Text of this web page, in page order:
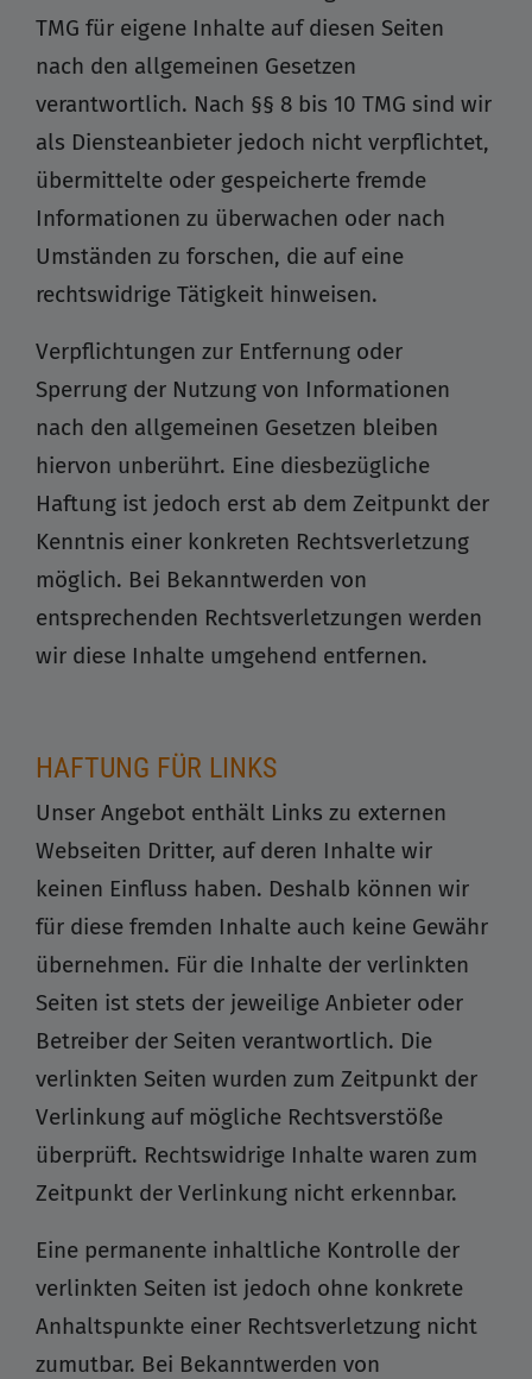
TMG für eigene Inhalte auf diesen Seiten
nach den allgemeinen Gesetzen
verantwortlich. Nach §§ 8 bis 10 TMG sind wir
als Diensteanbieter jedoch nicht verpflichtet,
übermittelte oder gespeicherte fremde
Informationen zu überwachen oder nach
Umständen zu forschen, die auf eine
rechtswidrige Tätigkeit hinweisen.
Verpflichtungen zur Entfernung oder
Sperrung der Nutzung von Informationen
nach den allgemeinen Gesetzen bleiben
hiervon unberührt. Eine diesbezügliche
Haftung ist jedoch erst ab dem Zeitpunkt der
Kenntnis einer konkreten Rechtsverletzung
möglich. Bei Bekanntwerden von
entsprechenden Rechtsverletzungen werden
wir diese Inhalte umgehend entfernen.
HAFTUNG FÜR LINKS
Unser Angebot enthält Links zu externen
Webseiten Dritter, auf deren Inhalte wir
keinen Einfluss haben. Deshalb können wir
für diese fremden Inhalte auch keine Gewähr
übernehmen. Für die Inhalte der verlinkten
Seiten ist stets der jeweilige Anbieter oder
Betreiber der Seiten verantwortlich. Die
verlinkten Seiten wurden zum Zeitpunkt der
Verlinkung auf mögliche Rechtsverstöße
überprüft. Rechtswidrige Inhalte waren zum
Zeitpunkt der Verlinkung nicht erkennbar.
Eine permanente inhaltliche Kontrolle der
verlinkten Seiten ist jedoch ohne konkrete
Anhaltspunkte einer Rechtsverletzung nicht
zumutbar. Bei Bekanntwerden von